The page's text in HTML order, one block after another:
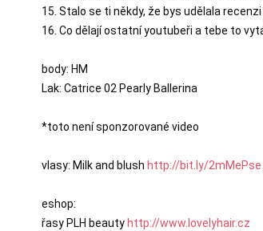
15. Stalo se ti někdy, že bys udělala
16. Co dělají ostatní youtubeři a tebe to
body: HM
Lak: Catrice 02 Pearly Ballerina
*toto není sponzorované video
vlasy: Milk and blush http://bit.ly/2mMePse
eshop:
řasy PLH beauty http://www.lovelyhair.cz